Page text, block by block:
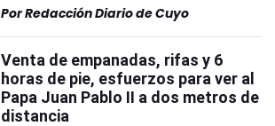
PorRedacción Diario de Cuyo
Venta de empanadas, rifas y 6
horas de pie, esfuerzos para ver al
Papa Juan Pablo II a dos metros de
distancia